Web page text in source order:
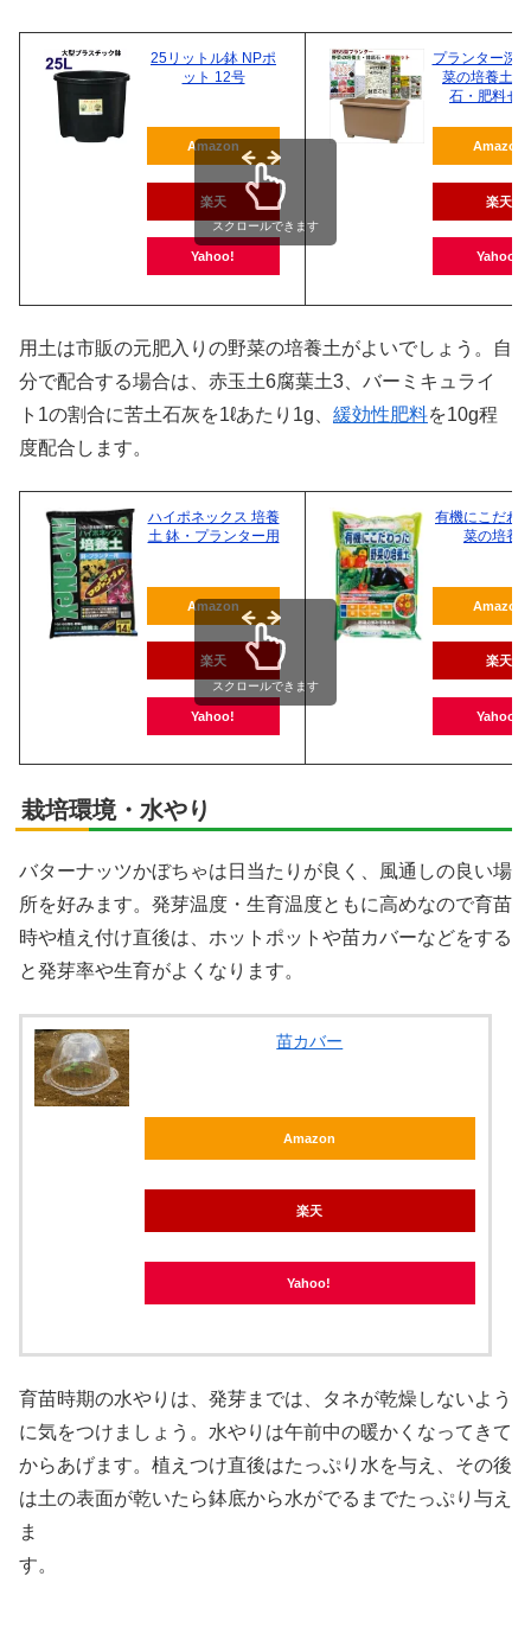
25リットル鉢 NPポ
ット 12号
Amazon
楽天
Yahoo!
プランター深
菜の培養土・
石・肥料セ
Amazon
楽天
Yahoo!
スクロールできます
用土は市販の元肥入りの野菜の培養土がよいでしょう。自
分で配合する場合は、赤玉土6腐葉土3、バーミキュライ
ト1の割合に苦土石灰を1ℓあたり1g、 緩効性肥料を10g程
度配合します。
ハイポネックス 培養
土 鉢・プランター用
Amazon
楽天
Yahoo!
有機にこだわ
菜の培養
Amazon
楽天
Yahoo!
スクロールできます
栽培環境・水やり
バターナッツかぼちゃは日当たりが良く、風通しの良い場
所を好みます。発芽温度・生育温度ともに高めなので育苗
時や植え付け直後は、ホットポットや苗カバーなどをする
と発芽率や生育がよくなります。
苗カバー
Amazon
楽天
Yahoo!
育苗時期の水やりは、発芽までは、タネが乾燥しないよう
に気をつけましょう。水やりは午前中の暖かくなってきて
からあげます。植えつけ直後はたっぷり水を与え、その後
は土の表面が乾いたら鉢底から水がでるまでたっぷり与え
ま
す。